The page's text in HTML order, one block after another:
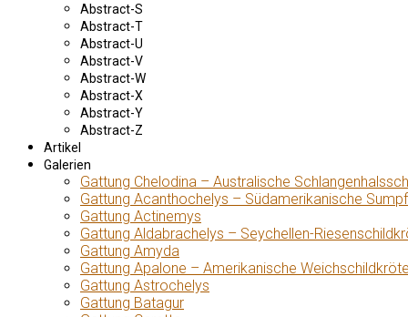
Abstract-S
Abstract-T
Abstract-U
Abstract-V
Abstract-W
Abstract-X
Abstract-Y
Abstract-Z
Artikel
Galerien
Gattung Chelodina – Australische
Gattung Acanthochelys – Südamerikanische
Gattung Actinemys
Gattung Aldabrachelys – Seychellen-
Gattung Amyda
Gattung Apalone – Amerikanische
Gattung Astrochelys
Gattung Batagur